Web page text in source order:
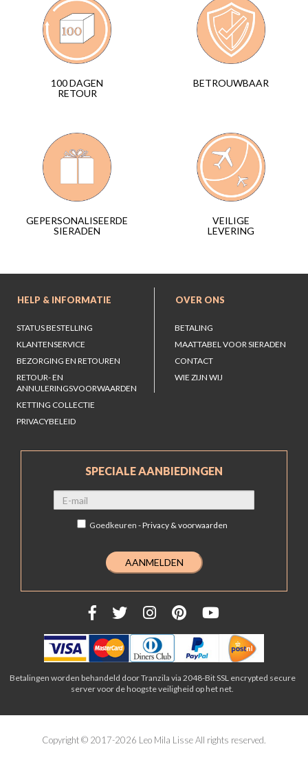
100 DAGEN
RETOUR
BETROUWBAAR
GEPERSONALISEERDE
SIERADEN
VEILIGE
LEVERING
HELP & INFORMATIE
STATUS BESTELLING
KLANTENSERVICE
BEZORGING EN RETOUREN
RETOUR- EN
ANNULERINGSVOORWAARDEN
KETTING COLLECTIE
PRIVACYBELEID
OVER ONS
BETALING
MAATTABEL VOOR SIERADEN
CONTACT
WIE ZIJN WIJ
SPECIALE AANBIEDINGEN
Goedkeuren -Privacy & voorwaarden
Betalingen worden behandeld door Tranzila via 2048-Bit SSL encrypted secure
server voor de hoogste veiligheid op het net.
Copyright © 2017-2026 Leo Mila Lisse All rights reserved.